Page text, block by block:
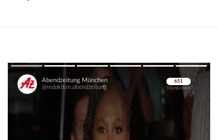
Überspringen